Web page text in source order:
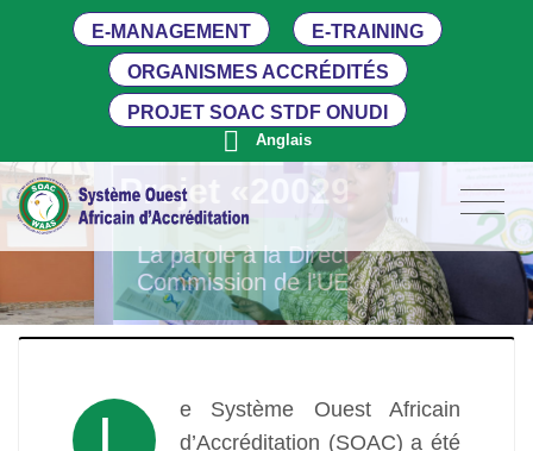
E-MANAGEMENT
E-TRAINING
ORGANISMES ACCRÉDITÉS
PROJET SOAC STDF ONUDI
Anglais
Projet «200290 - UNIDO / PG
La parole à la Directrice du Secteur Privé à la
Commission de l'UEMOA
e Système Ouest Africain
d’Accréditation (SOAC) a été